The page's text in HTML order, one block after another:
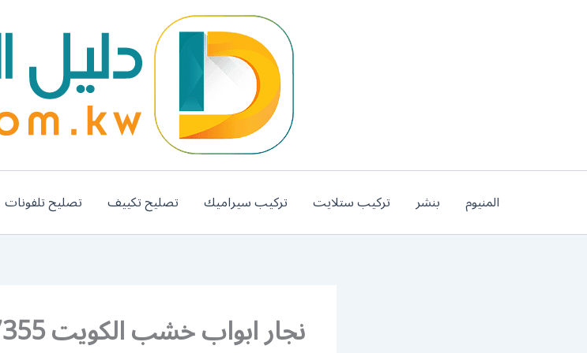
المنيوم بنشر تركيب ستلايت تركيب سيراميك تصليح تكييف تصليح تلفونات
نجار ابواب خشب الكويت 52227355